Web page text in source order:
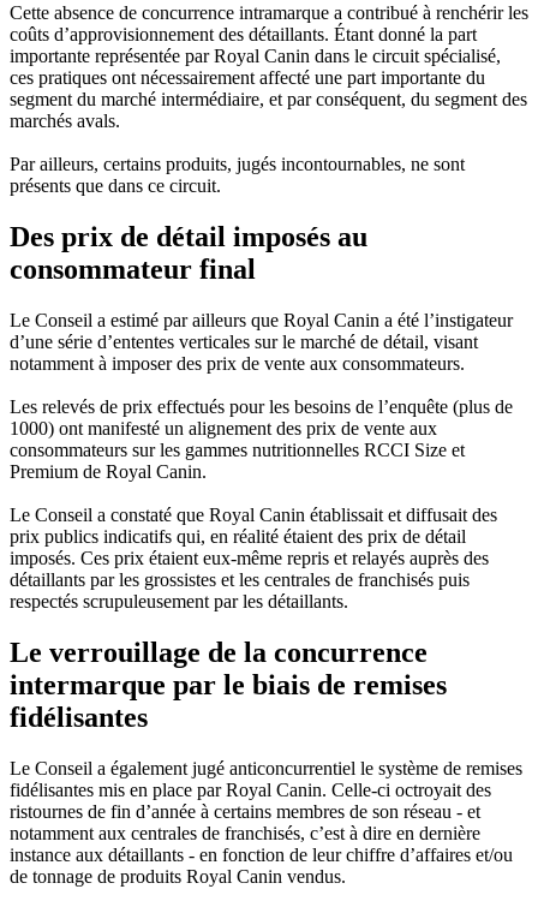
Cette absence de concurrence intramarque a contribué à renchérir les
coûts d’approvisionnement des détaillants. Étant donné la part
importante représentée par Royal Canin dans le circuit spécialisé,
ces pratiques ont nécessairement affecté une part importante du
segment du marché intermédiaire, et par conséquent, du segment des
marchés avals.
Par ailleurs, certains produits, jugés incontournables, ne sont
présents que dans ce circuit.
Des prix de détail imposés au
consommateur final
Le Conseil a estimé par ailleurs que Royal Canin a été l’instigateur
d’une série d’ententes verticales sur le marché de détail, visant
notamment à imposer des prix de vente aux consommateurs.
Les relevés de prix effectués pour les besoins de l’enquête (plus de
1000) ont manifesté un alignement des prix de vente aux
consommateurs sur les gammes nutritionnelles RCCI Size et
Premium de Royal Canin.
Le Conseil a constaté que Royal Canin établissait et diffusait des
prix publics indicatifs qui, en réalité étaient des prix de détail
imposés. Ces prix étaient eux-même repris et relayés auprès des
détaillants par les grossistes et les centrales de franchisés puis
respectés scrupuleusement par les détaillants.
Le verrouillage de la concurrence
intermarque par le biais de remises
fidélisantes
Le Conseil a également jugé anticoncurrentiel le système de remises
fidélisantes mis en place par Royal Canin. Celle-ci octroyait des
ristournes de fin d’année à certains membres de son réseau - et
notamment aux centrales de franchisés, c’est à dire en dernière
instance aux détaillants - en fonction de leur chiffre d’affaires et/ou
de tonnage de produits Royal Canin vendus.